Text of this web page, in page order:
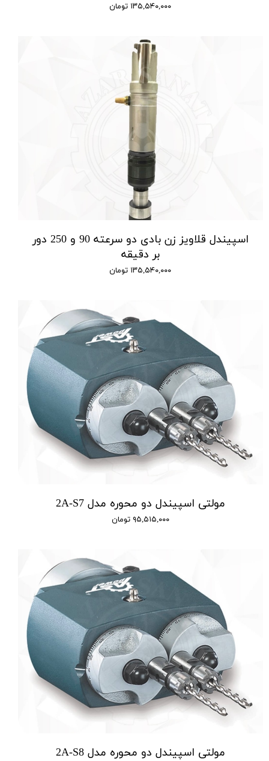
۱۳۵,۵۴۰,۰۰۰ تومان
اسپیندل قلاویز زن بادی دو سرعته 90 و 250 دور
بر دقیقه
۱۳۵,۵۴۰,۰۰۰ تومان
مولتی اسپیندل دو محوره مدل 2A-S7
۹۵,۵۱۵,۰۰۰ تومان
مولتی اسپیندل دو محوره مدل 2A-S8